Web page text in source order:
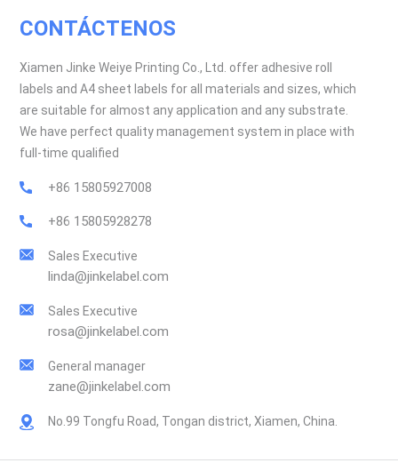
CONTÁCTENOS
Xiamen Jinke Weiye Printing Co., Ltd. offer adhesive roll
labels and A4 sheet labels for all materials and sizes, which
are suitable for almost any application and any substrate.
We have perfect quality management system in place with
full-time qualified
+86 15805927008
+86 15805928278
Sales Executive
linda@jinkelabel.com
Sales Executive
rosa@jinkelabel.com
General manager
zane@jinkelabel.com
No.99 Tongfu Road, Tongan district, Xiamen, China.